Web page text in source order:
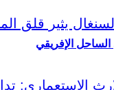
الساحل الإفريقي